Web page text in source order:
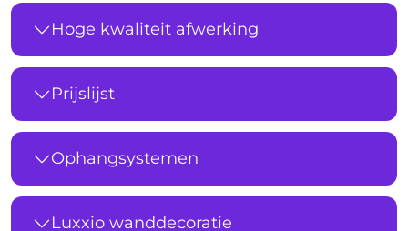
Hoge kwaliteit afwerking
Prijslijst
Ophangsystemen
Luxxio wanddecoratie